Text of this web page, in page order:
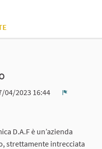
04/2023 16:44
D.A.F è un’azienda
strettamente intrecciata